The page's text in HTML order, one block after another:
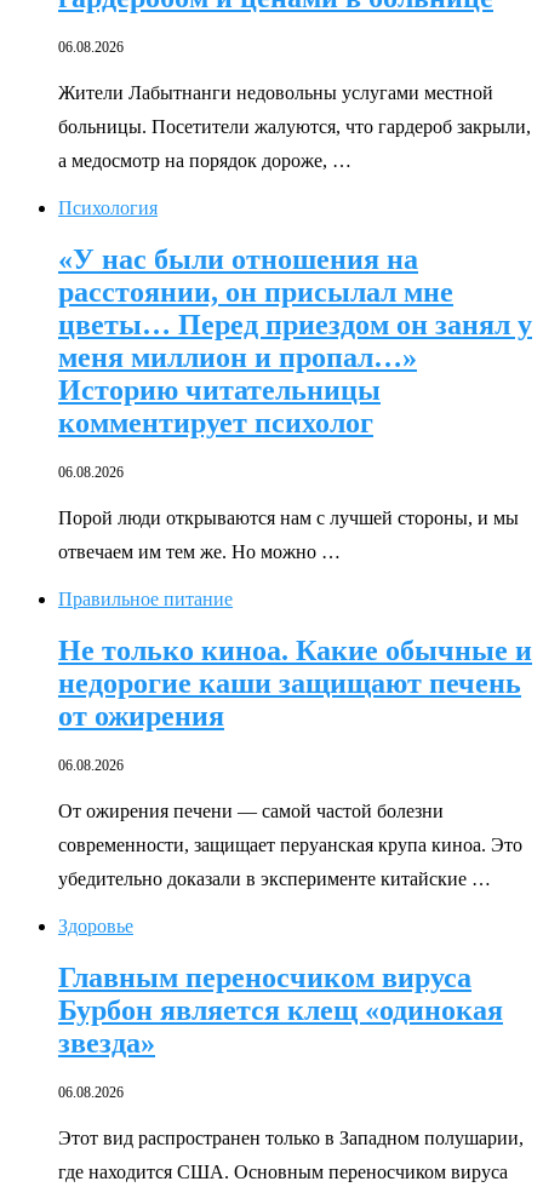
06.08.2026
Жители Лабытнанги недовольны услугами местной
больницы. Посетители жалуются, что гардероб закрыли,
а медосмотр на порядок дороже, …
Психология
«У нас были отношения на
расстоянии, он присылал мне
цветы… Перед приездом он занял у
меня миллион и пропал…»
Историю читательницы
комментирует психолог
06.08.2026
Порой люди открываются нам с лучшей стороны, и мы
отвечаем им тем же. Но можно …
Правильное питание
Не только киноа. Какие обычные и
недорогие каши защищают печень
от ожирения
06.08.2026
От ожирения печени — самой частой болезни
современности, защищает перуанская крупа киноа. Это
убедительно доказали в эксперименте китайские …
Здоровье
Главным переносчиком вируса
Бурбон является клещ «одинокая
звезда»
06.08.2026
Этот вид распространен только в Западном полушарии,
где находится США. Основным переносчиком вируса